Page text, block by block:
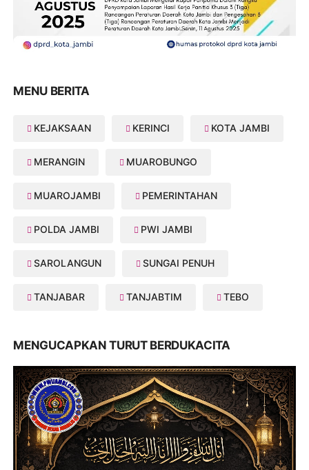
MENU BERITA
KEJAKSAAN KERINCI KOTA JAMBI
MERANGIN MUAROBUNGO
MUAROJAMBI PEMERINTAHAN
POLDA JAMBI PWI JAMBI
SAROLANGUN SUNGAI PENUH
TANJABAR TANJABTIM TEBO
MENGUCAPKAN TURUT BERDUKACITA